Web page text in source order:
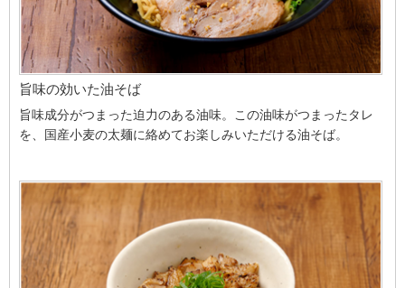
旨味の効いた油そば
旨味成分がつまった迫力のある油味。この油味がつまったタレ
を、国産小麦の太麺に絡めてお楽しみいただける油そば。